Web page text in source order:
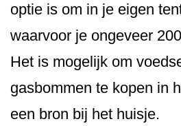
optie is om in je eigen
waarvoor je ongeveer
Het is mogelijk om
gasbommen te kopen in
een bron bij het huisje.